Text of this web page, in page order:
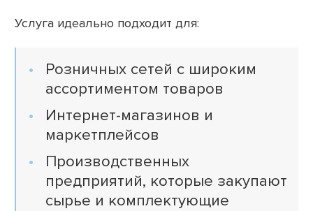
Услуга идеально подходит для:
Розничных сетей с широким
ассортиментом товаров
Интернет-магазинов и
маркетплейсов
Производственных
предприятий, которые закупают
сырье и комплектующие